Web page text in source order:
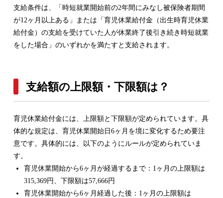
支給条件は、「時短就業開始前の2年間にみなし被保険者期間
が12ヶ月以上ある」または「育児休業給付金（出生時育児休業
給付金）の支給を受けていた人が休業終了後引き続き時短就業
をした場合」のいずれかを満たすと支給されます。
支給額の上限額・下限額は？
育児休業給付金には、上限額と下限額が定められています。具
体的な規定は、育児休業開始日6ヶ月を境に変化するため要注
意です。具体的には、以下のようにルールが定められていま
す。
育児休業開始から6ヶ月が経過するまで：1ヶ月の上限額は
315,369円、下限額は57,666円
育児休業開始から6ヶ月経過した後：1ヶ月の上限額は